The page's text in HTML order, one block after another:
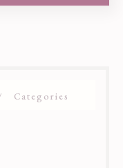
Categories